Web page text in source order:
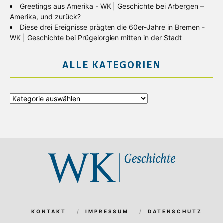
Greetings aus Amerika - WK | Geschichte bei Arbergen –
Amerika, und zurück?
Diese drei Ereignisse prägten die 60er-Jahre in Bremen -
WK | Geschichte bei Prügelorgien mitten in der Stadt
ALLE KATEGORIEN
Alle
KONTAKT IMPRESSUM DATENSCHUTZ